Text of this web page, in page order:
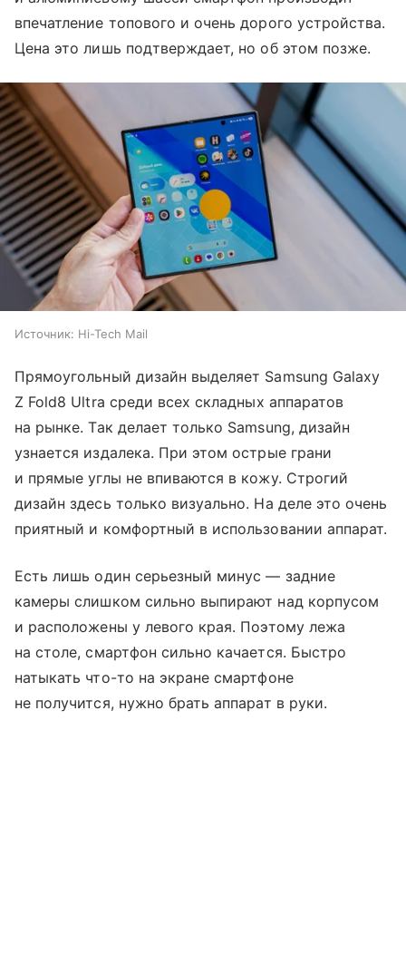
впечатление топового и очень дорого устройства.
Цена это лишь подтверждает, но об этом позже.
Источник: Hi-Tech Mail
Прямоугольный дизайн выделяет Samsung Galaxy
Z Fold8 Ultra среди всех складных аппаратов
на рынке. Так делает только Samsung, дизайн
узнается издалека. При этом острые грани
и прямые углы не впиваются в кожу. Строгий
дизайн здесь только визуально. На деле это очень
приятный и комфортный в использовании аппарат.
Есть лишь один серьезный минус — задние
камеры слишком сильно выпирают над корпусом
и расположены у левого края. Поэтому лежа
на столе, смартфон сильно качается. Быстро
натыкать что-то на экране смартфоне
не получится, нужно брать аппарат в руки.